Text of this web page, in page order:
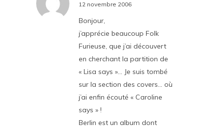
12 novembre 2006
Bonjour,
j’apprécie beaucoup Folk
Furieuse, que j’ai découvert
en cherchant la partition de
« Lisa says »… Je suis tombé
sur la section des covers… où
j’ai enfin écouté « Caroline
says » !
Berlin est un album dont